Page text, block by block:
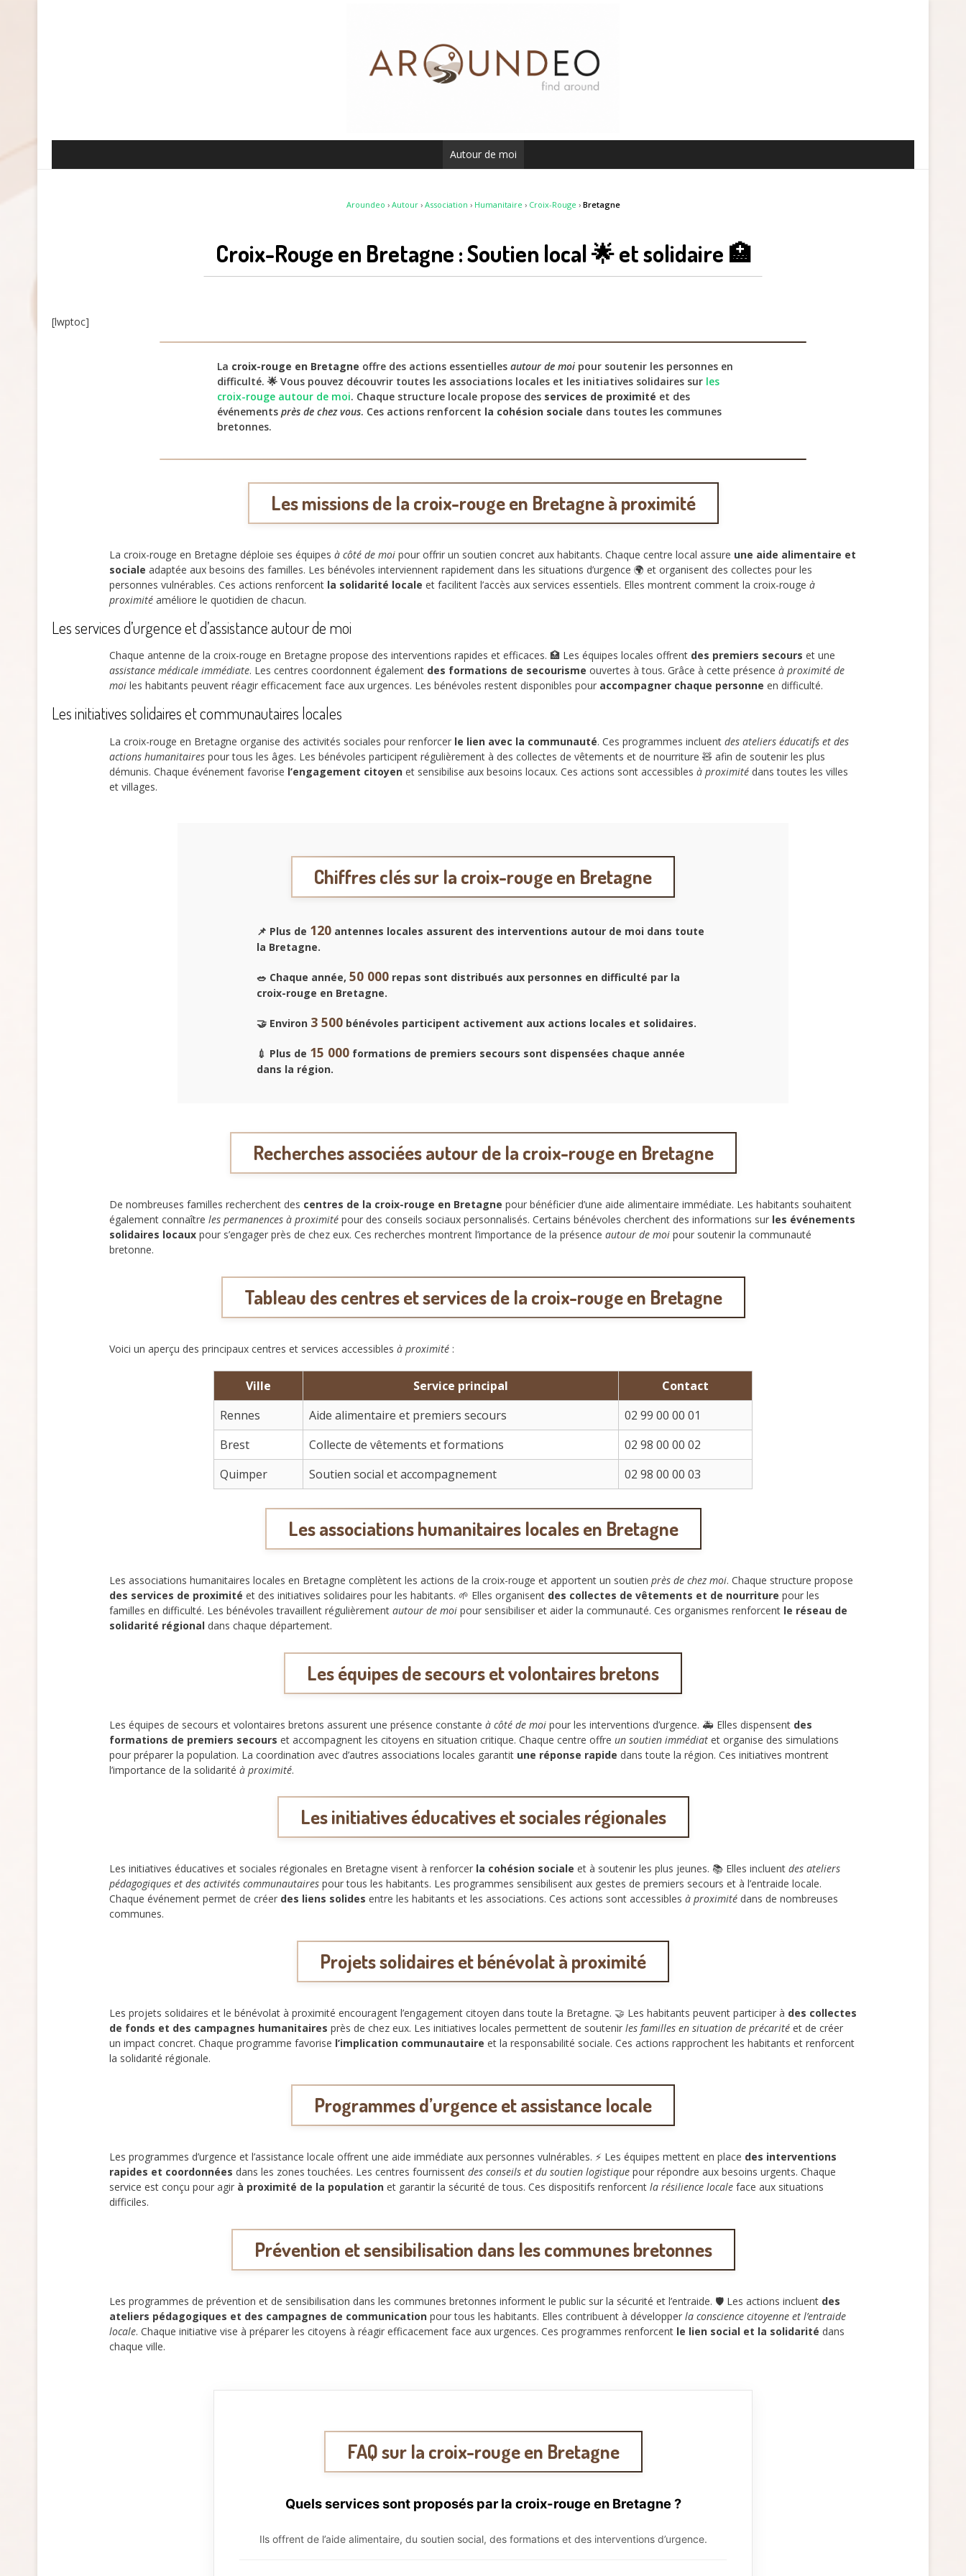
Autour de moi
Aroundeo › Autour› Association › Humanitaire › Croix-Rouge › Bretagne
Croix-Rouge en Bretagne : Soutien local 🌟 et solidaire 🏥
[lwptoc]
La croix-rouge en Bretagne offre des actions essentielles autour de moi pour soutenir les personnes en
difficulté. 🌟 Vous pouvez découvrir toutes les associations locales et les initiatives solidaires sur les
croix-rouge autour de moi. Chaque structure locale propose des services de proximité et des
événements près de chez vous. Ces actions renforcent la cohésion sociale dans toutes les communes
bretonnes.
Les missions de la croix-rouge en Bretagne à proximité
La croix-rouge en Bretagne déploie ses équipes à côté de moi pour offrir un soutien concret aux habitants. Chaque centre local assure une aide alimentaire et
sociale adaptée aux besoins des familles. Les bénévoles interviennent rapidement dans les situations d’urgence 🌍 et organisent des collectes pour les
personnes vulnérables. Ces actions renforcent la solidarité locale et facilitent l’accès aux services essentiels. Elles montrent comment la croix-rouge à
proximité améliore le quotidien de chacun.
Les services d’urgence et d’assistance autour de moi
Chaque antenne de la croix-rouge en Bretagne propose des interventions rapides et efficaces. 🏥 Les équipes locales offrent des premiers secours et une
assistance médicale immédiate. Les centres coordonnent également des formations de secourisme ouvertes à tous. Grâce à cette présence à proximité de
moi les habitants peuvent réagir efficacement face aux urgences. Les bénévoles restent disponibles pour accompagner chaque personne en difficulté.
Les initiatives solidaires et communautaires locales
La croix-rouge en Bretagne organise des activités sociales pour renforcer le lien avec la communauté. Ces programmes incluent des ateliers éducatifs et des
actions humanitaires pour tous les âges. Les bénévoles participent régulièrement à des collectes de vêtements et de nourriture 🧸 afin de soutenir les plus
démunis. Chaque événement favorise l’engagement citoyen et sensibilise aux besoins locaux. Ces actions sont accessibles à proximité dans toutes les villes
et villages.
Chiffres clés sur la croix-rouge en Bretagne
📌 Plus de 120 antennes locales assurent des interventions autour de moi dans toute
la Bretagne.
🥗 Chaque année, 50 000 repas sont distribués aux personnes en difficulté par la
croix-rouge en Bretagne.
🤝 Environ 3 500 bénévoles participent activement aux actions locales et solidaires.
💉 Plus de 15 000 formations de premiers secours sont dispensées chaque année
dans la région.
Recherches associées autour de la croix-rouge en Bretagne
De nombreuses familles recherchent des centres de la croix-rouge en Bretagne pour bénéficier d’une aide alimentaire immédiate. Les habitants souhaitent
également connaître les permanences à proximité pour des conseils sociaux personnalisés. Certains bénévoles cherchent des informations sur les événements
solidaires locaux pour s’engager près de chez eux. Ces recherches montrent l’importance de la présence autour de moi pour soutenir la communauté
bretonne.
Tableau des centres et services de la croix-rouge en Bretagne
Voici un aperçu des principaux centres et services accessibles à proximité :
Ville Service principal
Contact
Rennes
Aide alimentaire et premiers secours
02 99 00 00 01
Brest
Collecte de vêtements et formations
02 98 00 00 02
Quimper
Soutien social et accompagnement 02 98 00 00 03
Les associations humanitaires locales en Bretagne
Les associations humanitaires locales en Bretagne complètent les actions de la croix-rouge et apportent un soutien près de chez moi. Chaque structure propose
des services de proximité et des initiatives solidaires pour les habitants. 🌱 Elles organisent des collectes de vêtements et de nourriture pour les
familles en difficulté. Les bénévoles travaillent régulièrement autour de moi pour sensibiliser et aider la communauté. Ces organismes renforcent le réseau de
solidarité régional dans chaque département.
Les équipes de secours et volontaires bretons
Les équipes de secours et volontaires bretons assurent une présence constante à côté de moi pour les interventions d’urgence. 🚑 Elles dispensent des
formations de premiers secours et accompagnent les citoyens en situation critique. Chaque centre offre un soutien immédiat et organise des simulations
pour préparer la population. La coordination avec d’autres associations locales garantit une réponse rapide dans toute la région. Ces initiatives montrent
l’importance de la solidarité à proximité.
Les initiatives éducatives et sociales régionales
Les initiatives éducatives et sociales régionales en Bretagne visent à renforcer la cohésion sociale et à soutenir les plus jeunes. 📚 Elles incluent des ateliers
pédagogiques et des activités communautaires pour tous les habitants. Les programmes sensibilisent aux gestes de premiers secours et à l’entraide locale.
Chaque événement permet de créer des liens solides entre les habitants et les associations. Ces actions sont accessibles à proximité dans de nombreuses
communes.
Projets solidaires et bénévolat à proximité
Les projets solidaires et le bénévolat à proximité encouragent l’engagement citoyen dans toute la Bretagne. 🤝 Les habitants peuvent participer à des collectes
de fonds et des campagnes humanitaires près de chez eux. Les initiatives locales permettent de soutenir les familles en situation de précarité et de créer
un impact concret. Chaque programme favorise l’implication communautaire et la responsabilité sociale. Ces actions rapprochent les habitants et renforcent
la solidarité régionale.
Programmes d’urgence et assistance locale
Les programmes d’urgence et l’assistance locale offrent une aide immédiate aux personnes vulnérables. ⚡ Les équipes mettent en place des interventions
rapides et coordonnées dans les zones touchées. Les centres fournissent des conseils et du soutien logistique pour répondre aux besoins urgents. Chaque
service est conçu pour agir à proximité de la population et garantir la sécurité de tous. Ces dispositifs renforcent la résilience locale face aux situations
difficiles.
Prévention et sensibilisation dans les communes bretonnes
Les programmes de prévention et de sensibilisation dans les communes bretonnes informent le public sur la sécurité et l’entraide. 🛡️ Les actions incluent des
ateliers pédagogiques et des campagnes de communication pour tous les habitants. Elles contribuent à développer la conscience citoyenne et l’entraide
locale. Chaque initiative vise à préparer les citoyens à réagir efficacement face aux urgences. Ces programmes renforcent le lien social et la solidarité dans
chaque ville.
FAQ sur la croix-rouge en Bretagne
Quels services sont proposés par la croix-rouge en Bretagne ?
Ils offrent de l’aide alimentaire, du soutien social, des formations et des interventions d’urgence.